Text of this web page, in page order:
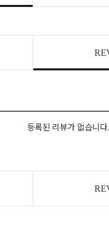
등록된 리뷰가 없습니다.